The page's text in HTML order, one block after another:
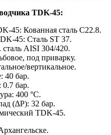
TDK-45:
45: Кованная сталь C22.8.
45: Сталь ST 37.
AISI 304/420.
под приварку.
вертикальное.
40 бар.
бар.
400 °C.
(ΔР): 32 бар.
TDK-45.